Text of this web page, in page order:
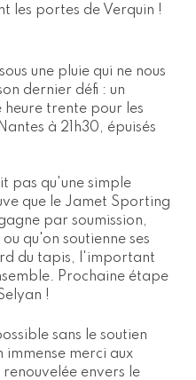
les portes de Verquin !
une pluie qui ne nous
dernier défi : un
heure trente pour les
à 21h30, épuisés
pas qu'une simple
que le Jamet Sporting
par soumission,
qu'on soutienne ses
du tapis, l'important
Prochaine étape
!
sans le soutien
immense merci aux
envers le